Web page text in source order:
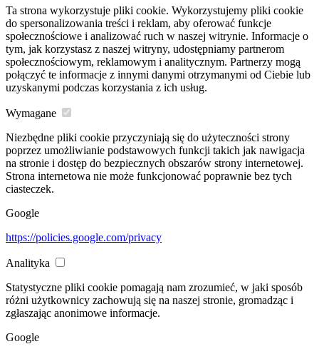
Ta strona wykorzystuje pliki cookie. Wykorzystujemy pliki cookie
do spersonalizowania treści i reklam, aby oferować funkcje
społecznościowe i analizować ruch w naszej witrynie. Informacje o
tym, jak korzystasz z naszej witryny, udostępniamy partnerom
społecznościowym, reklamowym i analitycznym. Partnerzy mogą
połączyć te informacje z innymi danymi otrzymanymi od Ciebie lub
uzyskanymi podczas korzystania z ich usług.
Wymagane
Niezbędne pliki cookie przyczyniają się do użyteczności strony
poprzez umożliwianie podstawowych funkcji takich jak nawigacja
na stronie i dostęp do bezpiecznych obszarów strony internetowej.
Strona internetowa nie może funkcjonować poprawnie bez tych
ciasteczek.
Google
https://policies.google.com/privacy
Analityka
Statystyczne pliki cookie pomagają nam zrozumieć, w jaki sposób
różni użytkownicy zachowują się na naszej stronie, gromadząc i
zgłaszając anonimowe informacje.
Google